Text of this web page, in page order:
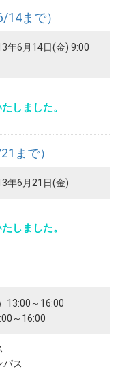
まで）
年6月14日(金) 9:00
しました。
まで）
年6月21日(金)
しました。
13:00～16:00
～16:00
パス